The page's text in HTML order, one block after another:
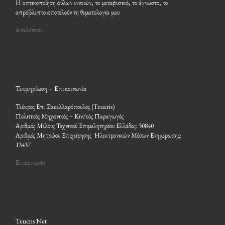
Η οπτικοποίηση άϋλων εννοιών, το μεταφυσικό, το άγνωστο, το
απρόβλεπτο αποτελούν τη θεματολογία μου
Αναλυτικά…
Τεκμηρίωση – Επικοινωνία
Τεύκρος Επ. Σακελλαρόπουλος (Teucris)
Πολιτικός Μηχανικός – Κιν/κός Παραγωγός
Αριθμός Μέλους Τεχνικού Επιμελητηρίου Ελλάδος: 50840
Αριθμός Μητρώου Επιχείρησης Ηλεκτρονικών Μέσων Ενημέρωσης:
13437
Επικοινωνία
Teucris Net